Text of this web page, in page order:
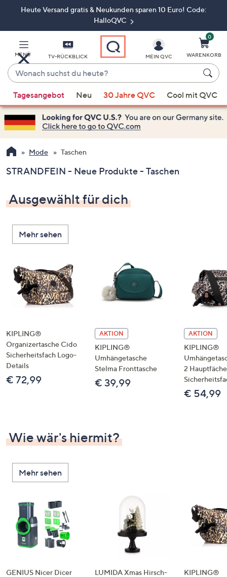
ZumHeute Versand gratis & Neukunden sparen 10 Euro! Code:
HalloQVC
MENÜ TV-RÜCKBLICK
Wonach
suchst
du
heute?
Vorschläge
verfügbar
sind,
verwenden
Sie
Pfeiltasten
oben
und
nach
unten
oder
Sie
auf
Touch-
Geräten
links
bzw.
rechts,
um
diese
MEIN QVC
0
WARENKORB
Tagesangebot Neu 30 Jahre QVC Cool mit QVC
Mode Taschen
STRANDFEIN - Neue Produkte - Taschen
Ausgewählt für dich
Mehr sehen
KIPLING®
Organizertasche Cido
Sicherheitsfach Logo-
Details
€ 72,99
AKTION
KIPLING®
Umhängetasche
Stelma Fronttasche
€ 39,99
AKTION
KIPLING®
2
€ 54,99
Wie wär's hiermit?
Mehr sehen
GENIUS Nicer Dicer
LUMIDA Xmas Hirsch-
KIPLING®